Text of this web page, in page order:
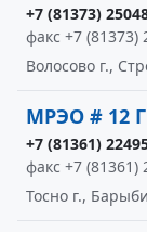
+7 (81373)
факс +7 (81373)
Волосово г.,
МРЭО # 12
+7 (81361)
факс +7 (81361)
Тосно г.,